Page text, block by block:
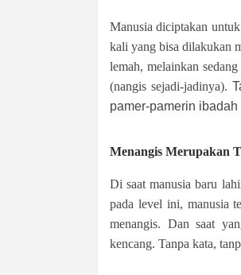
Manusia diciptakan
kali yang bisa dilakukan
lemah, melainkan
(nangis sejadi-jadinya).
pamer-pamerin ibadah
Menangis Merupakan
Di saat manusia baru
pada level ini, manusia
menangis. Dan saat
kencang. Tanpa kata,